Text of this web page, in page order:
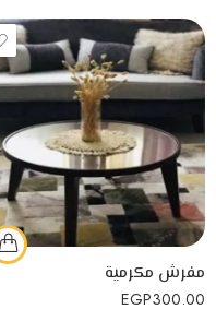
مفرش مكرمية
EGP300.00